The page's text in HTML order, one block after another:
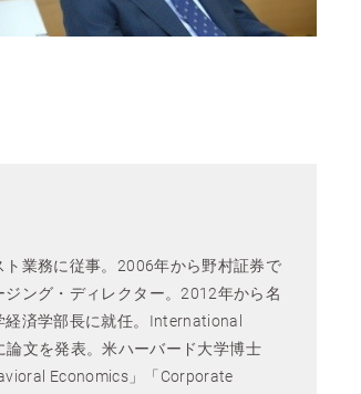
業務に従事。2006年から野村証券で
ング・ディレクター。2012年から名
済学部長に就任。International
文を発表。米ハーバード大学博士
Economics」「Corporate